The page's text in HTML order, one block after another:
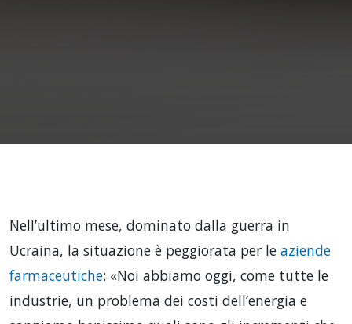
Nell’ultimo mese, dominato dalla guerra in
Ucraina, la situazione è peggiorata per le aziende
farmaceutiche: «Noi abbiamo oggi, come tutte le
industrie, un problema dei costi dell’energia e